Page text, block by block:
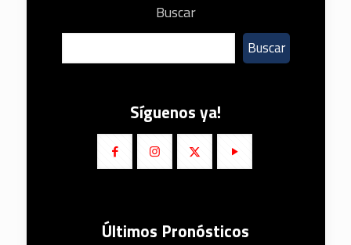
Buscar
Buscar
Síguenos ya!
Últimos Pronósticos